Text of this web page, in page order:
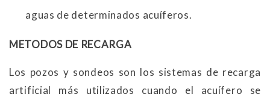
aguas de determinados acuíferos.
METODOS DE RECARGA
Los pozos y sondeos son los sistemas de recarga
artificial más utilizados cuando el acuífero se